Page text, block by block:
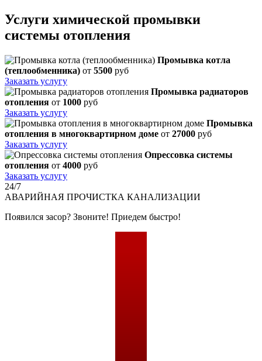
Услуги химической промывки
системы отопления
Промывка котла
(теплообменника) от 5500 руб
Заказать услугу
Промывка радиаторов
отопления от 1000 руб
Заказать услугу
Промывка
отопления в многоквартирном доме от 27000 руб
Заказать услугу
Опрессовка системы
отопления от 4000 руб
Заказать услугу
24/7
АВАРИЙНАЯ ПРОЧИСТКА КАНАЛИЗАЦИИ
Появился засор? Звоните! Приедем быстро!